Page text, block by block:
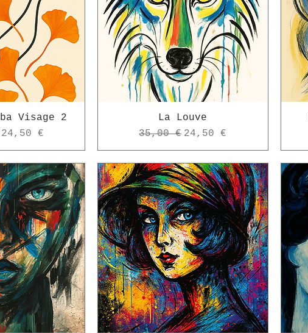
Visage 2
Prix promotionnel
24,50 €
La Louve
Prix original
35,00 € Prix promotionnel
24,50 €